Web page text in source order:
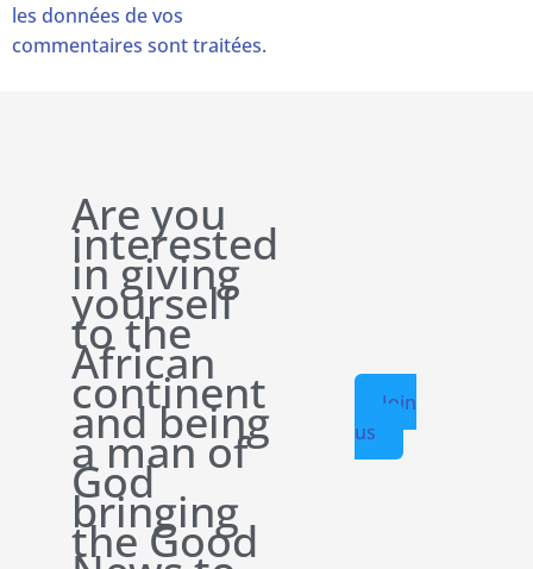
les données de vos
commentaires sont traitées.
Are you
interested
in giving
yourself
to the
African
continent
and being
a man of
God
bringing
the Good
Join
us